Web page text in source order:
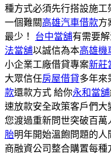
種方式必須先行搭設施
一個難關高雄汽車借款方
最少！ 台中當舖有需要
法當舖以誠信為本高雄機
小企業工廠借貸專案新莊
大眾信任房屋借貸多年來
款還款方式 給你永和當舖
速放款安全政策客戶們
您渡過重新問世突破百萬
胎明年開始溫飽問題的
商融資公司整合購置每種